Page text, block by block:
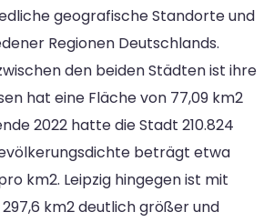
geografische Standorte und
Regionen Deutschlands.
den beiden Städten ist ihre
hat eine Fläche von 77,09 km2
2022 hatte die Stadt 210.824
beträgt etwa
km2. Leipzig hingegen ist mit
km2 deutlich größer und